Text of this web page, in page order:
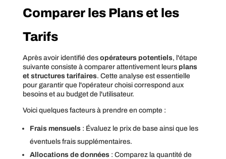
Comparer les Plans et les
Tarifs
Après avoir identifié des opérateurs potentiels, l'étape
suivante consiste à comparer attentivement leurs plans
et structures tarifaires. Cette analyse est essentielle
pour garantir que l'opérateur choisi correspond aux
besoins et au budget de l'utilisateur.
Voici quelques facteurs à prendre en compte :
Frais mensuels : Évaluez le prix de base ainsi que les
éventuels frais supplémentaires.
Allocations de données : Comparez la quantité de